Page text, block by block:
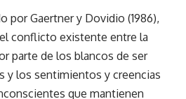
por Gaertner y Dovidio (1986),
conflicto existente entre la
parte de los blancos de ser
y los sentimientos y creencias
que mantienen